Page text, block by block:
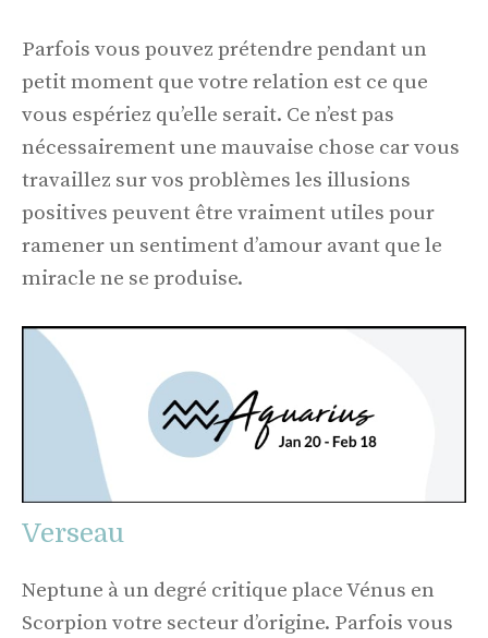
Parfois vous pouvez prétendre pendant un
petit moment que votre relation est ce que
vous espériez qu’elle serait. Ce n’est pas
nécessairement une mauvaise chose car vous
travaillez sur vos problèmes les illusions
positives peuvent être vraiment utiles pour
ramener un sentiment d’amour avant que le
miracle ne se produise.
Verseau
Neptune à un degré critique place Vénus en
Scorpion votre secteur d’origine. Parfois vous